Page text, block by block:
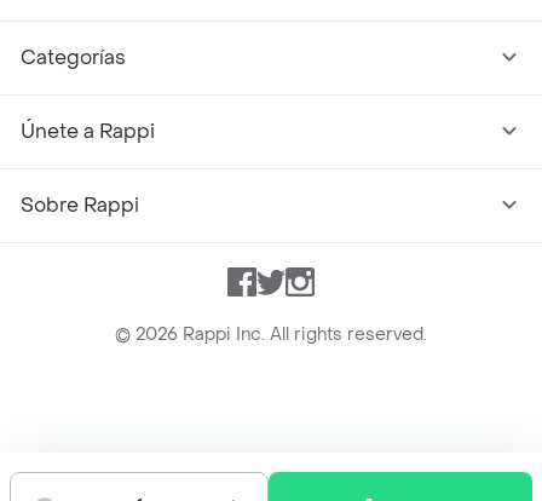
Categorías
Únete a Rappi
Sobre Rappi
Facebook
TwitterInstagram
© 2026 Rappi Inc. All rights reserved.